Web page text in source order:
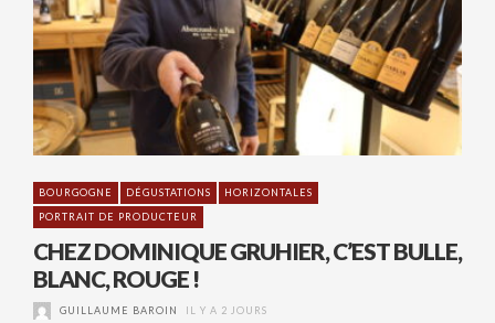
BOURGOGNE DÉGUSTATIONS
HORIZONTALES
PORTRAIT DE PRODUCTEUR
CHEZ DOMINIQUE GRUHIER, C’EST BULLE,
BLANC, ROUGE !
GUILLAUME BAROIN IL Y A 2 JOURS